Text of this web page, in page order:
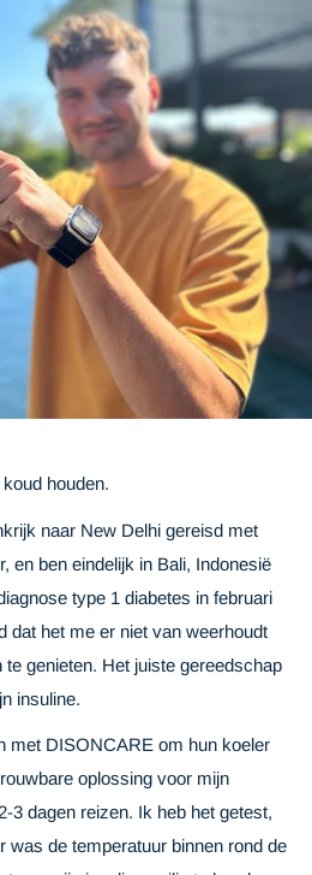
houden.
naar New Delhi gereisd met
en ben eindelijk in Bali, Indonesië
type 1 diabetes in februari
dat het me er niet van weerhoudt
genieten. Het juiste gereedschap
insuline.
met DISONCARE om hun koeler
oplossing voor mijn
3 dagen reizen. Ik heb het getest,
was de temperatuur binnen rond de